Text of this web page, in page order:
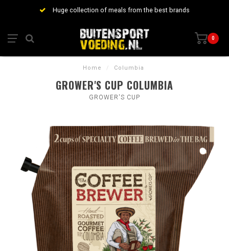
Huge collection of meals from the best brands
0
Home / Columbia
GROWER'S CUP COLUMBIA
GROWER'S CUP